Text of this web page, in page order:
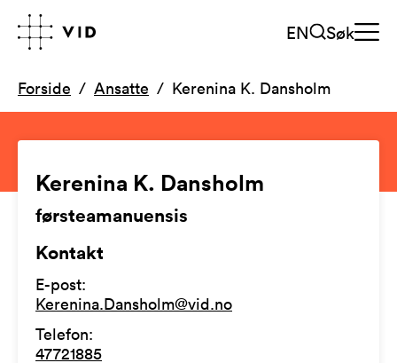
EN Søk
Forside Ansatte Kerenina K. Dansholm
Kerenina K. Dansholm
førsteamanuensis
Kontakt
E-post:
Kerenina.Dansholm@vid.no
Telefon:
47721885